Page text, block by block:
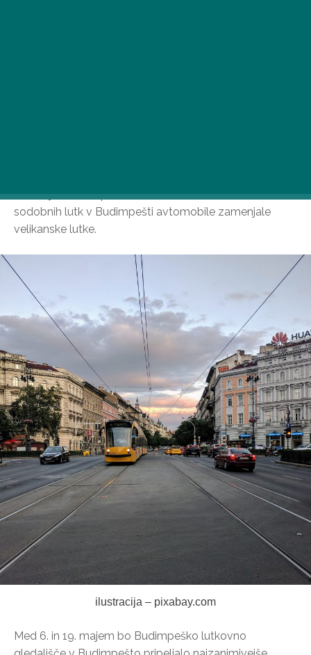
dan, saj bodo na prvem mednarodnem festivalu
sodobnih lutk v Budimpešti avtomobile zamenjale
velikanske lutke.
ilustracija – pixabay.com
Med 6. in 19. majem bo Budimpeško lutkovno